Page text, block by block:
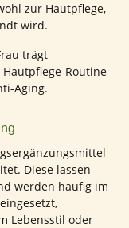
zur Hautpflege,
wird.
Diese lassen
werden häufig im
Lebensstil oder